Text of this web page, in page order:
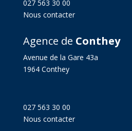
027 563 30 00
Nous contacter
Agence de Conthey
Avenue de la Gare 43a
1964 Conthey
027 563 30 00
Nous contacter